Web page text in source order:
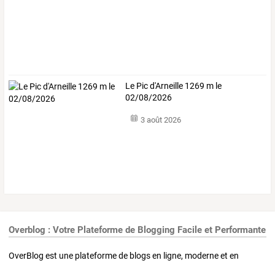
Le Pic d'Arneille 1269 m le
02/08/2026
3 août 2026
Overblog : Votre Plateforme de Blogging Facile et Performante
OverBlog est une plateforme de blogs en ligne, moderne et en